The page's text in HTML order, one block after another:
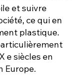
et suivre
ce qui en
plastique.
e siècles en
Europe.